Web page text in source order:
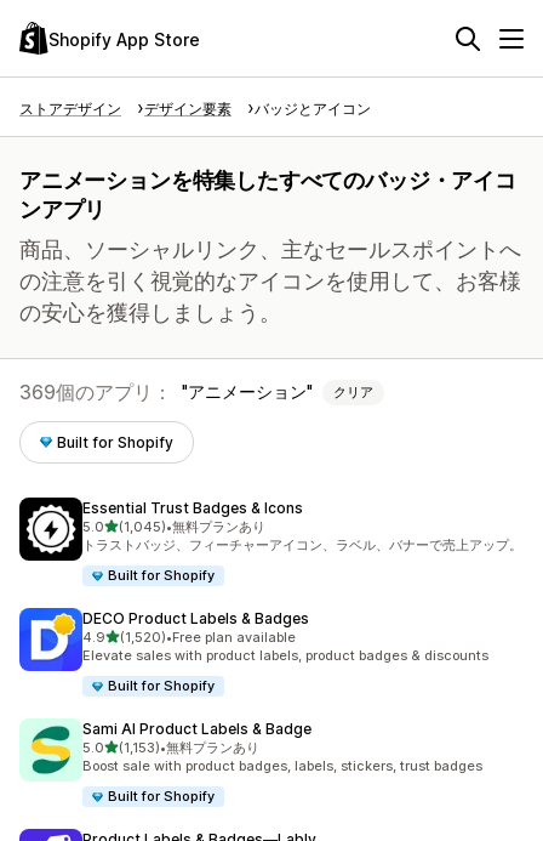
Shopify App Store
ストアデザイン デザイン要素 バッジとアイコン
アニメーションを特集したすべてのバッジ・アイコ
ンアプリ
商品、ソーシャルリンク、主なセールスポイントへ
の注意を引く視覚的なアイコンを使用して、お客様
の安心を獲得しましょう。
369個のアプリ： アニメーション クリア
Built for Shopify
Essential Trust Badges & Icons
5.05つ星中
(1,045)
合計レビュー数：1045件
•無料プランあり
トラストバッジ、フィーチャーアイコン、ラベル、バナーで売上アップ。
Built for Shopify
DECO Product Labels & Badges
4.95つ星中
(1,520)
合計レビュー数：1520件
•Free plan available
Elevate sales with product labels, product badges & discounts
Built for Shopify
Sami AI Product Labels & Badge
5.05つ星中
(1,153)
合計レビュー数：1153件
•無料プランあり
Boost sale with product badges, labels, stickers, trust badges
Built for Shopify